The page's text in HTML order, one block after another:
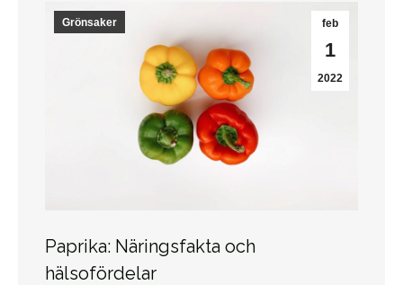
feb
1
2022
Grönsaker
Paprika: Näringsfakta och
hälsofördelar